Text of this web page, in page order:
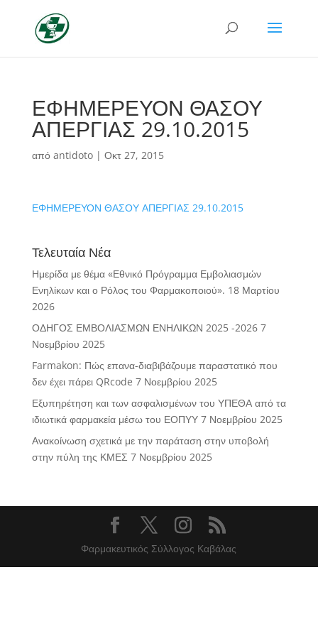
ΕΦΗΜΕΡΕΥΟΝ ΘΑΣΟΥ
ΑΠΕΡΓΙΑΣ 29.10.2015
από antidoto| Οκτ 27, 2015
ΕΦΗΜΕΡΕΥΟΝ ΘΑΣΟΥ ΑΠΕΡΓΙΑΣ 29.10.2015
Τελευταία Νέα
Ημερίδα με θέμα «Εθνικό Πρόγραμμα Εμβολιασμών
Ενηλίκων και ο Ρόλος του Φαρμακοποιού». 18 Μαρτίου
2026
ΟΔΗΓΟΣ ΕΜΒΟΛΙΑΣΜΩΝ ΕΝΗΛΙΚΩΝ 2025 -2026 7
Νοεμβρίου 2025
Farmakon: Πώς επανα-διαβιβάζουμε παραστατικό που
δεν έχει πάρει QRcode 7 Νοεμβρίου 2025
Εξυπηρέτηση και των ασφαλισμένων του ΥΠΕΘΑ από τα
ιδιωτικά φαρμακεία μέσω του ΕΟΠΥΥ 7 Νοεμβρίου 2025
Ανακοίνωση σχετικά με την παράταση στην υποβολή
στην πύλη της ΚΜΕΣ 7 Νοεμβρίου 2025
Φαρμακευτικός Σύλλογος Καβάλας